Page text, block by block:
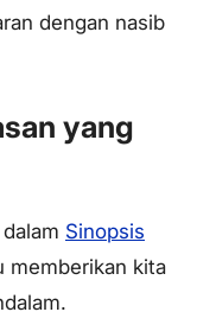
dengan nasib
yang
Sinopsis
memberikan kita